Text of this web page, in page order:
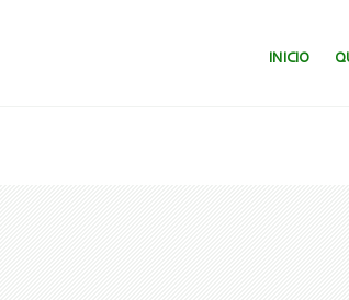
SALTAR AL
INICIO